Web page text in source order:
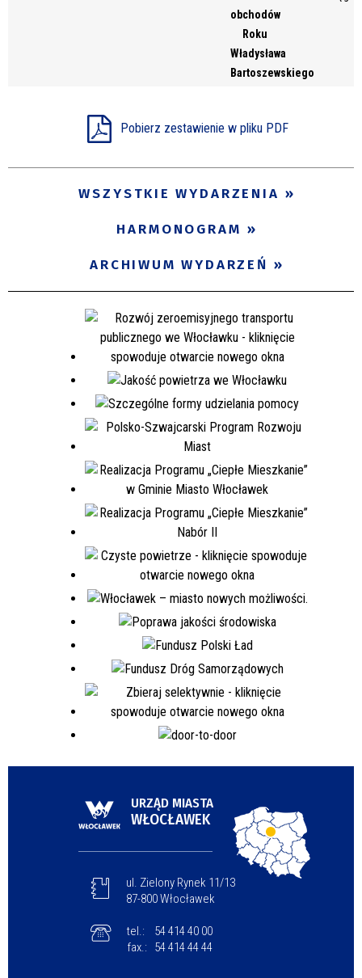
obchodów
Roku
Władysława
Bartoszewskiego
Pobierz zestawienie w pliku PDF
WSZYSTKIE WYDARZENIA
HARMONOGRAM
ARCHIWUM WYDARZEŃ
URZĄD MIASTA
WŁOCŁAWEK
ul. Zielony Rynek 11/13
87-800 Włocławek
tel.:
54 414 40 00
fax.:
54 414 44 44